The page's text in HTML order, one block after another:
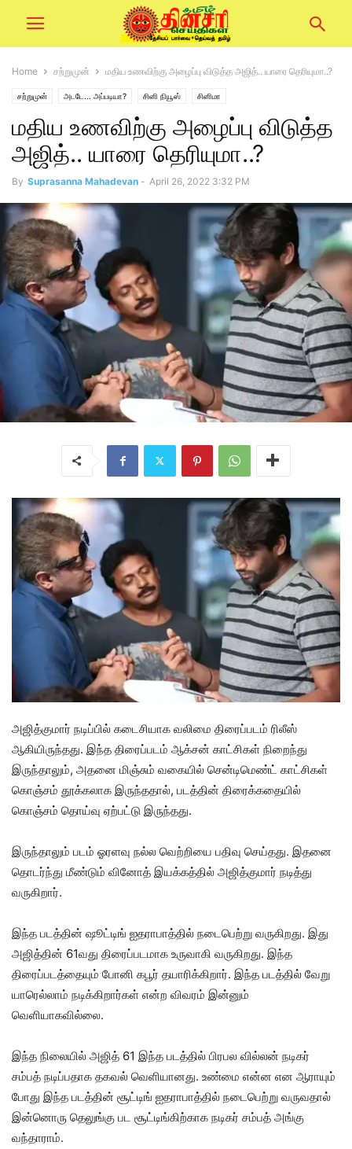
Home சற்றுமுன் மதிய உணவிற்கு அழைப்பு விடுத்த அஜித்.. யாரை தெரியுமா..?
சற்றுமுன் அடடே... அப்படியா? சினி நியூஸ் சினிமா
மதிய உணவிற்கு அழைப்பு விடுத்த
அஜித்.. யாரை தெரியுமா..?
By Suprasanna Mahadevan - April 26, 2022 3:32 PM
அஜித்குமார் நடிப்பில் கடைசியாக வலிமை திரைப்படம் ரிலீஸ்
ஆகியிருந்தது. இந்த திரைப்படம் ஆக்சன் காட்சிகள் நிறைந்து
இருந்தாலும், அதனை மிஞ்சும் வகையில் சென்டிமெண்ட் காட்சிகள்
கொஞ்சம் தூக்கலாக இருந்ததால், படத்தின் திரைக்கதையில்
கொஞ்சம் தொய்வு ஏற்பட்டு இருந்தது.
இருந்தாலும் படம் ஓரளவு நல்ல வெற்றியை பதிவு செய்தது. இதனை
தொடர்ந்து மீண்டும் வினோத் இயக்கத்தில் அஜித்குமார் நடித்து
வருகிறார்.
இந்த படத்தின் ஷூட்டிங் ஐதராபாத்தில் நடைபெற்று வருகிறது. இது
அஜித்தின் 61வது திரைப்படமாக உருவாகி வருகிறது. இந்த
திரைப்படத்தையும் போனி கபூர் தயாரிக்கிறார். இந்த படத்தில் வேறு
யாரெல்லாம் நடிக்கிறார்கள் என்ற விவரம் இன்னும்
வெளியாகவில்லை.
இந்த நிலையில் அஜித் 61 இந்த படத்தில் பிரபல வில்லன் நடிகர்
சம்பத் நடிப்பதாக தகவல் வெளியானது. உண்மை என்ன என ஆராயும்
போது இந்த படத்தின் சூட்டிங் ஐதராபாத்தில் நடைபெற்று வருவதால்
இன்னொரு தெலுங்கு பட சூட்டிங்கிற்காக நடிகர் சம்பத் அங்கு
வந்தாராம்.